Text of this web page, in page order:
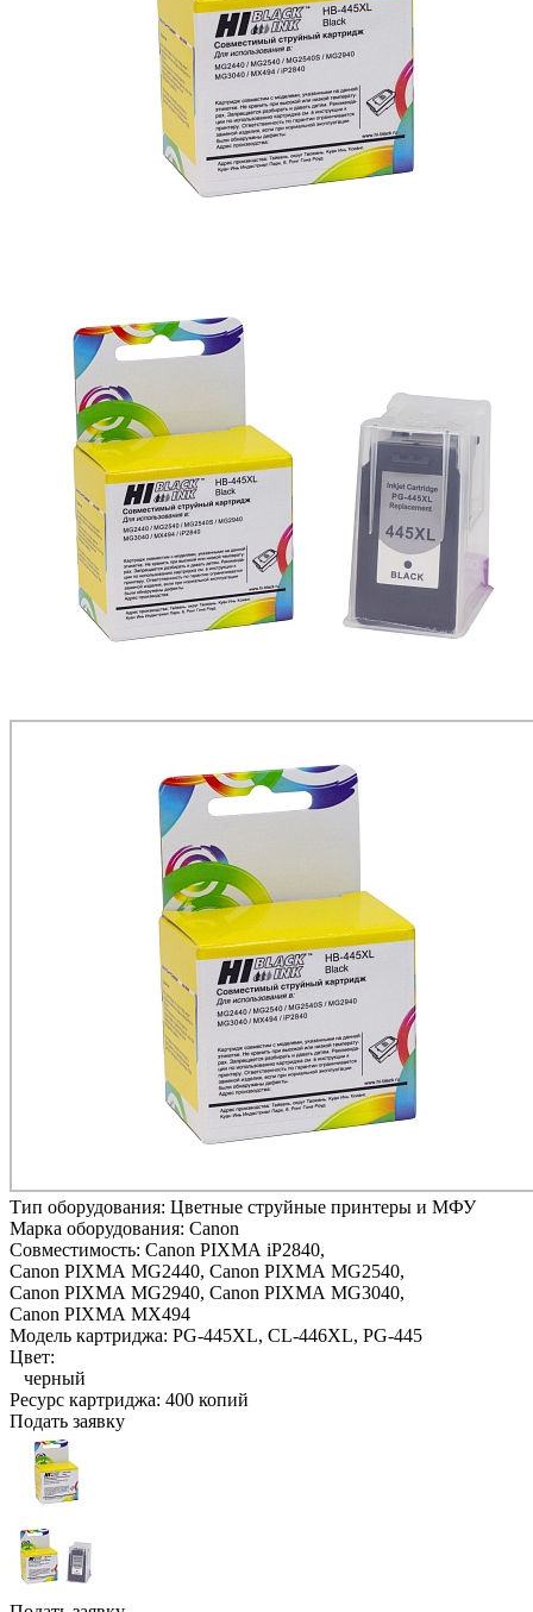
Тип оборудования: Цветные струйные принтеры и МФУ
Марка оборудования: Canon
Совместимость: Canon PIXMA iP2840,
Canon PIXMA MG2440, Canon PIXMA MG2540,
Canon PIXMA MG2940, Canon PIXMA MG3040,
Canon PIXMA MX494
Модель картриджа: PG-445XL, CL-446XL, PG-445
Цвет:
черный
Ресурс картриджа: 400 копий
Подать заявку